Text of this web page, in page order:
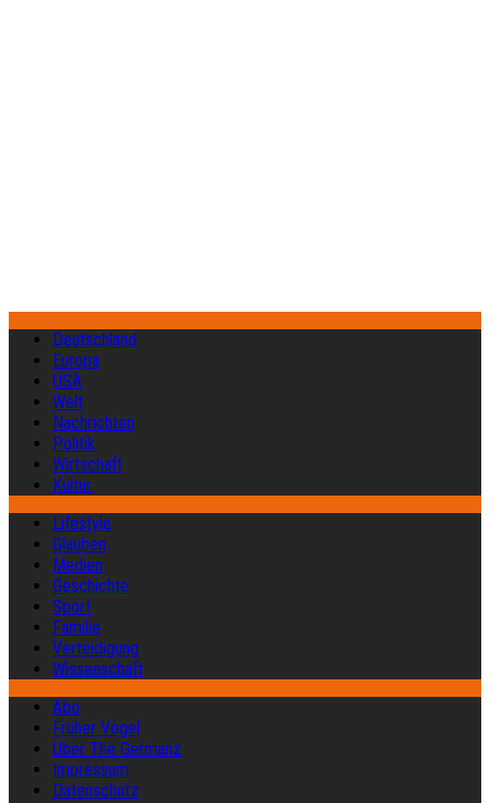
Deutschland
Europa
USA
Welt
Nachrichten
Politik
Wirtschaft
Kultur
Lifestyle
Glauben
Medien
Geschichte
Sport
Familie
Verteidigung
Wissenschaft
Abo
Früher Vogel
Über The Germanz
Impressum
Datenschutz